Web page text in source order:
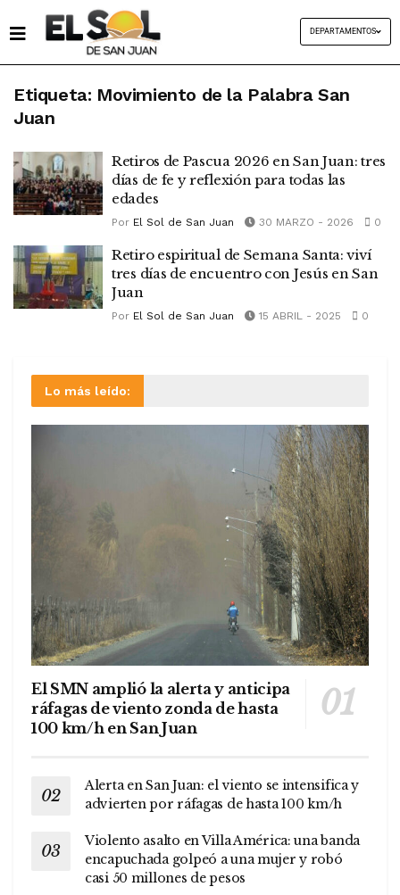
DEPARTAMENTOS
Etiqueta: Movimiento de la Palabra San
Juan
Retiros de Pascua 2026 en San Juan: tres
días de fe y reflexión para todas las
edades
Por El Sol de San Juan 30 MARZO - 2026 0
Retiro espiritual de Semana Santa: viví
tres días de encuentro con Jesús en San
Juan
Por El Sol de San Juan 15 ABRIL - 2025 0
Lo más leído:
El SMN amplió la alerta y anticipa
ráfagas de viento zonda de hasta
100 km/h en San Juan
Alerta en San Juan: el viento se intensifica y
advierten por ráfagas de hasta 100 km/h
Violento asalto en Villa América: una banda
encapuchada golpeó a una mujer y robó
casi 50 millones de pesos